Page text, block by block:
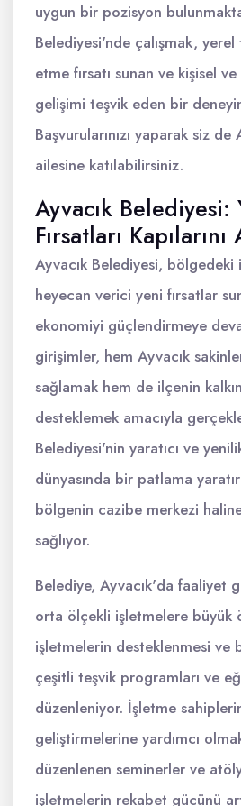
uygun bir pozisyon
Belediyesi'nde çalışmak,
etme fırsatı sunan ve kişisel
gelişimi teşvik eden bir
Başvurularınızı yaparak siz de
ailesine katılabilirsiniz.
Ayvacık Belediyesi:
Fırsatları Kapılarını
Ayvacık Belediyesi, bölgedeki
heyecan verici yeni fırsatlar
ekonomiyi güçlendirmeye
girişimler, hem Ayvacık
sağlamak hem de ilçenin
desteklemek amacıyla
Belediyesi'nin yaratıcı ve
dünyasında bir patlama
bölgenin cazibe merkezi
sağlıyor.
Belediye, Ayvacık'da faaliyet
orta ölçekli işletmelere büyük
işletmelerin desteklenmesi ve
çeşitli teşvik programları ve
düzenleniyor. İşletme
geliştirmelerine yardımcı
düzenlenen seminerler ve
işletmelerin rekabet gücünü